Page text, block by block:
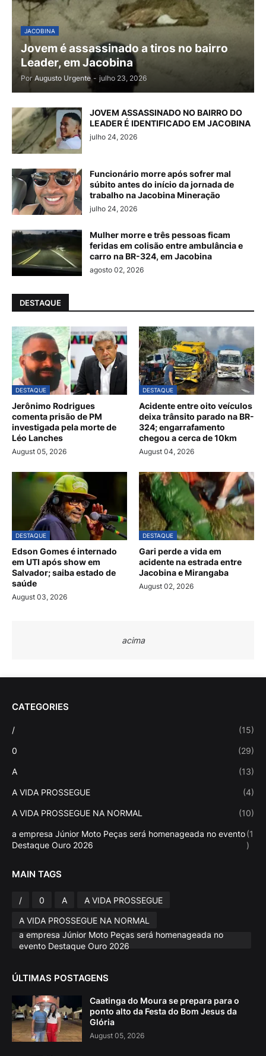
JACOBINA
Jovem é assassinado a tiros no bairro
Leader, em Jacobina
Por Augusto Urgente - julho 23, 2026
JOVEM ASSASSINADO NO BAIRRO DO
LEADER É IDENTIFICADO EM JACOBINA
julho 24, 2026
Funcionário morre após sofrer mal
súbito antes do início da jornada de
trabalho na Jacobina Mineração
julho 24, 2026
Mulher morre e três pessoas ficam
feridas em colisão entre ambulância e
carro na BR-324, em Jacobina
agosto 02, 2026
DESTAQUE
DESTAQUE
Jerônimo Rodrigues
comenta prisão de PM
investigada pela morte de
Léo Lanches
August 05, 2026
DESTAQUE
Acidente entre oito veículos
deixa trânsito parado na BR-
324; engarrafamento
chegou a cerca de 10km
August 04, 2026
DESTAQUE
Edson Gomes é internado
em UTI após show em
Salvador; saiba estado de
saúde
August 03, 2026
DESTAQUE
Gari perde a vida em
acidente na estrada entre
Jacobina e Mirangaba
August 02, 2026
acima
CATEGORIES
/ (15)
0 (29)
A (13)
A VIDA PROSSEGUE (4)
A VIDA PROSSEGUE NA NORMAL (10)
a empresa Júnior Moto Peças será homenageada no evento
Destaque Ouro 2026
(1
)
MAIN TAGS
/ 0 A
A VIDA PROSSEGUE
A VIDA PROSSEGUE NA NORMAL
a empresa Júnior Moto Peças será homenageada no
evento Destaque Ouro 2026
ÚLTIMAS POSTAGENS
Caatinga do Moura se prepara para o
ponto alto da Festa do Bom Jesus da
Glória
August 05, 2026